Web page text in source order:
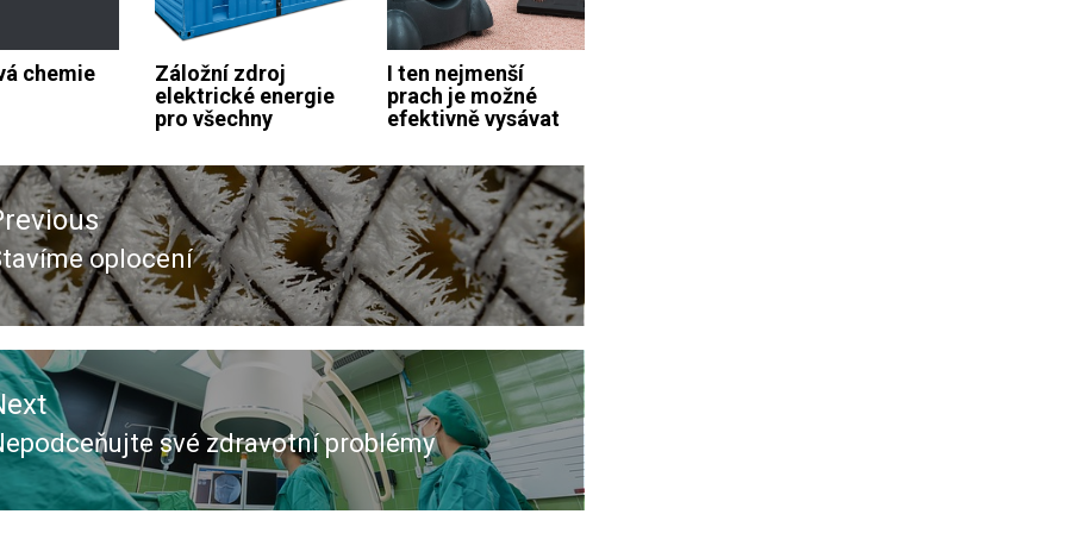
chemie
Záložní zdroj
elektrické energie
pro všechny
I ten nejmenší
prach je možné
efektivně vysávat
oplocení
své zdravotní problémy